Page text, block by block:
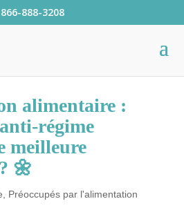
888-3208
alimentaire :
régime
meilleure
🌼
Préoccupés par l'alimentation